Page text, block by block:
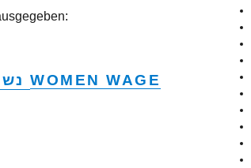
נשים עושות שלום نساء يعملن السلامWOMEN WAGE